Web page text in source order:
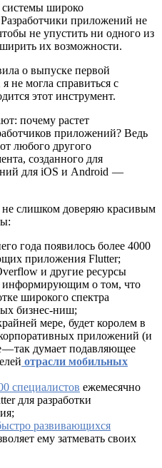
широко
приложений не
не упустить ни одного из
их возможности.
о выпуске первой
не могла справиться с
этот инструмент.
почему растет
приложений? Ведь
любого другого
созданного для
для iOS и Android —
слишком доверяю красивым
года появилось более 4000
приложения Flutter;
и другие ресурсы
информирующим о том, что
широкого спектра
бизнес-ниш;
мере, будет королем в
приложений (и
— так думает подавляющее
отрасли мобильных
специалистов ежемесячно
для разработки
развивающихся
ему затмевать своих